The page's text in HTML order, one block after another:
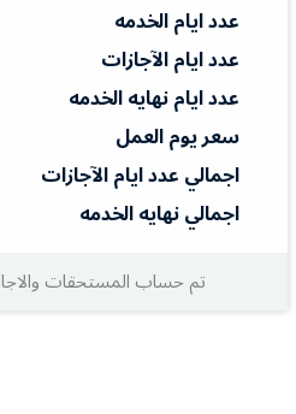
عدد ايام الخدمه
عدد ايام الآجازات
عدد ايام نهايه الخدمه
سعر يوم العمل
اجمالي عدد ايام الآجازات
اجمالي نهايه الخدمه
تم حساب المستحقات